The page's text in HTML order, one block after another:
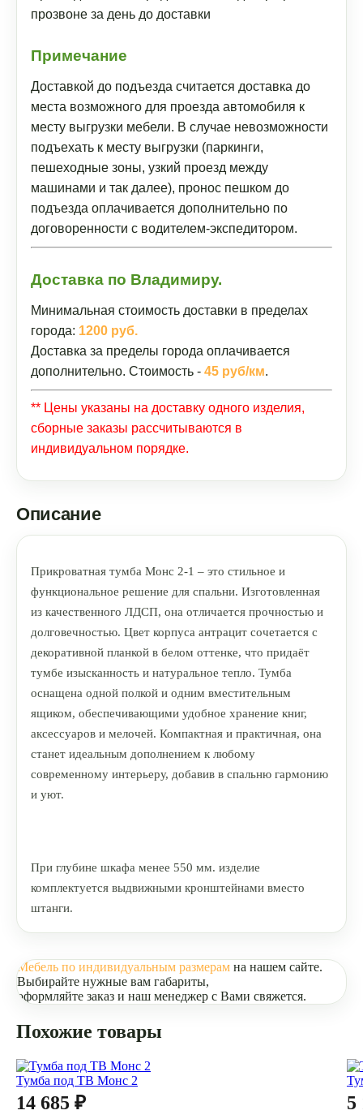
прозвоне за день до доставки
Примечание
Доставкой до подъезда считается доставка до
места возможного для проезда автомобиля к
месту выгрузки мебели. В случае невозможности
подъехать к месту выгрузки (паркинги,
пешеходные зоны, узкий проезд между
машинами и так далее), пронос пешком до
подъезда оплачивается дополнительно по
договоренности с водителем-экспедитором.
Доставка по Владимиру.
Минимальная стоимость доставки в пределах
города: 1200 руб.
Доставка за пределы города оплачивается
дополнительно. Стоимость - 45 руб/км.
** Цены указаны на доставку одного изделия,
сборные заказы рассчитываются в
индивидуальном порядке.
Описание
Прикроватная тумба Монс 2-1 – это стильное и
функциональное решение для спальни. Изготовленная
из качественного ЛДСП, она отличается прочностью и
долговечностью. Цвет корпуса антрацит сочетается с
декоративной планкой в белом оттенке, что придаёт
тумбе изысканность и натуральное тепло. Тумба
оснащена одной полкой и одним вместительным
ящиком, обеспечивающими удобное хранение книг,
аксессуаров и мелочей. Компактная и практичная, она
станет идеальным дополнением к любому
современному интерьеру, добавив в спальню гармонию
и уют.
При глубине шкафа менее 550 мм. изделие
комплектуется выдвижными кронштейнами вместо
штанги.
Мебель по индивидуальным размерам на нашем сайте.
Выбирайте нужные вам габариты,
оформляйте заказ и наш менеджер с Вами свяжется.
Похожие товары
Тумба под ТВ Монс 2
14 685 ₽ 5